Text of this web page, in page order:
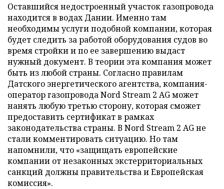
Оставшийся недостроенный участок газопровода
находится в водах Дании. Именно там
необходимы услуги подобной компании, которая
будет следить за работой оборудования судов во
время стройки и по ее завершению выдаст
нужный документ. В теории эта компания может
быть из любой страны. Согласно правилам
Датского энергетического агентства, компания-
оператор газопровода Nord Stream 2 AG может
нанять любую третью сторону, которая сможет
предоставить сертификат в рамках
законодательства страны. В Nord Stream 2 AG не
стали комментировать ситуацию. Но там
напомнили, что «защищать европейские
компании от незаконных экстерриториальных
санкций должны правительства и Европейская
комиссия».